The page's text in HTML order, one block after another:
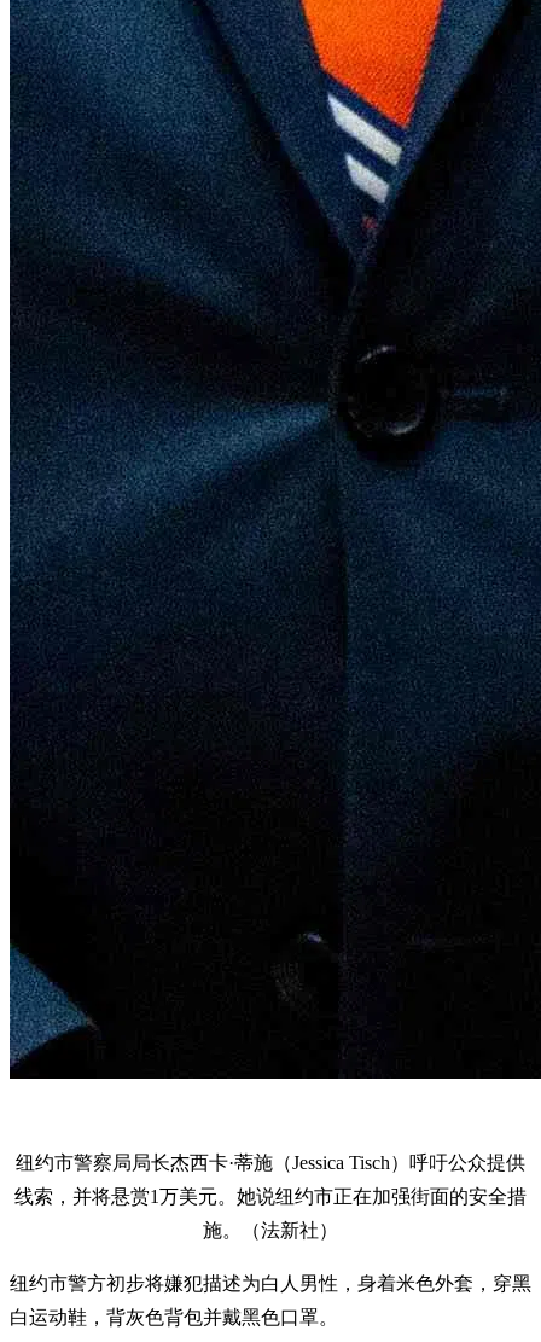
纽约市警察局局长杰西卡·蒂施（Jessica Tisch）呼吁公众提供
线索，并将悬赏1万美元。她说纽约市正在加强街面的安全措
施。（法新社）
纽约市警方初步将嫌犯描述为白人男性，身着米色外套，穿黑
白运动鞋，背灰色背包并戴黑色口罩。